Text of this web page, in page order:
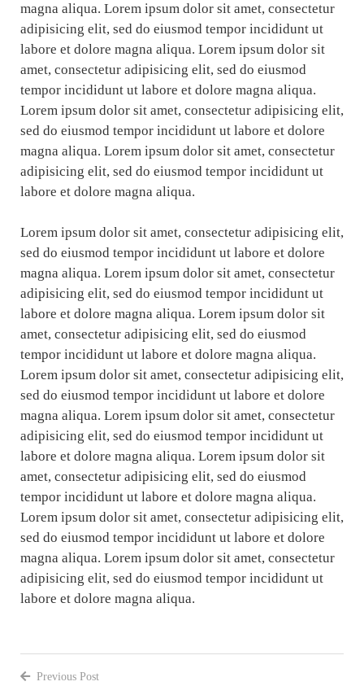
magna aliqua. Lorem ipsum dolor sit amet, consectetur
adipisicing elit, sed do eiusmod tempor incididunt ut
labore et dolore magna aliqua. Lorem ipsum dolor sit
amet, consectetur adipisicing elit, sed do eiusmod
tempor incididunt ut labore et dolore magna aliqua.
Lorem ipsum dolor sit amet, consectetur adipisicing elit,
sed do eiusmod tempor incididunt ut labore et dolore
magna aliqua. Lorem ipsum dolor sit amet, consectetur
adipisicing elit, sed do eiusmod tempor incididunt ut
labore et dolore magna aliqua.
Lorem ipsum dolor sit amet, consectetur adipisicing elit,
sed do eiusmod tempor incididunt ut labore et dolore
magna aliqua. Lorem ipsum dolor sit amet, consectetur
adipisicing elit, sed do eiusmod tempor incididunt ut
labore et dolore magna aliqua. Lorem ipsum dolor sit
amet, consectetur adipisicing elit, sed do eiusmod
tempor incididunt ut labore et dolore magna aliqua.
Lorem ipsum dolor sit amet, consectetur adipisicing elit,
sed do eiusmod tempor incididunt ut labore et dolore
magna aliqua. Lorem ipsum dolor sit amet, consectetur
adipisicing elit, sed do eiusmod tempor incididunt ut
labore et dolore magna aliqua. Lorem ipsum dolor sit
amet, consectetur adipisicing elit, sed do eiusmod
tempor incididunt ut labore et dolore magna aliqua.
Lorem ipsum dolor sit amet, consectetur adipisicing elit,
sed do eiusmod tempor incididunt ut labore et dolore
magna aliqua. Lorem ipsum dolor sit amet, consectetur
adipisicing elit, sed do eiusmod tempor incididunt ut
labore et dolore magna aliqua.
Previous Post